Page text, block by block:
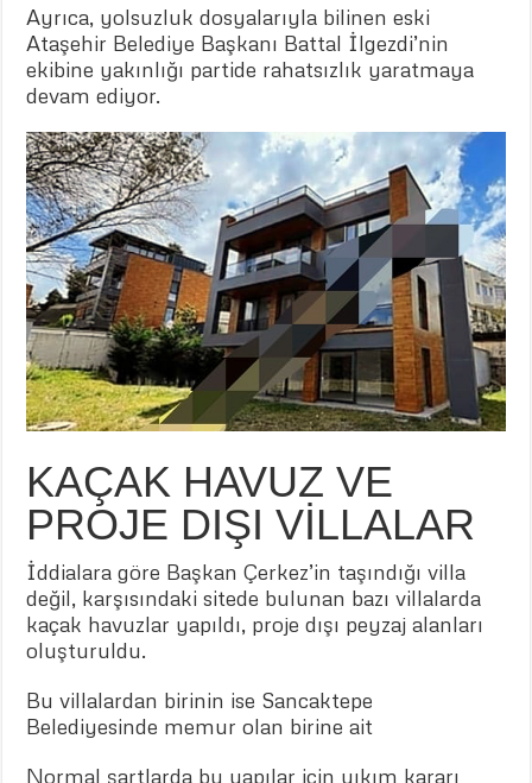
Ayrıca, yolsuzluk dosyalarıyla bilinen eski
Ataşehir Belediye Başkanı Battal İlgezdi’nin
ekibine yakınlığı partide rahatsızlık yaratmaya
devam ediyor.
KAÇAK HAVUZ VE
PROJE DIŞI VİLLALAR
İddialara göre Başkan Çerkez’in taşındığı villa
değil, karşısındaki sitede bulunan bazı villalarda
kaçak havuzlar yapıldı, proje dışı peyzaj alanları
oluşturuldu.
Bu villalardan birinin ise Sancaktepe
Belediyesinde memur olan birine ait
Normal şartlarda bu yapılar için yıkım kararı